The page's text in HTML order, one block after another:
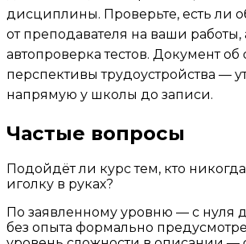
дисциплины. Проверьте, есть ли
от преподавателя на ваши работы,
автопроверка тестов. Документ
перспективы трудоустройства —
напрямую у школы до записи.
Частые вопросы
Подойдёт ли курс тем, кто
иголку в руках?
По заявленному уровню — с нуля
без опыта формально